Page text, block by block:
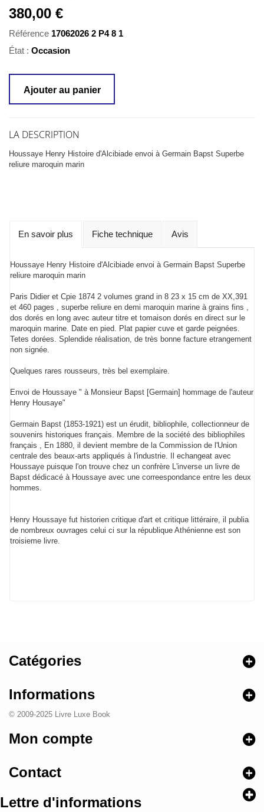
380,00 €
Référence 17062026 2 P4 8 1
État : Occasion
Ajouter au panier
LA DESCRIPTION
Houssaye Henry Histoire d'Alcibiade envoi à Germain Bapst Superbe
reliure maroquin marin
En savoir plus Fiche technique Avis
Houssaye Henry Histoire d'Alcibiade envoi à Germain Bapst Superbe
reliure maroquin marin
Paris Didier et Cpie 1874 2 volumes grand in 8 23 x 15 cm de XX,391
et 460 pages , superbe reliure en demi maroquin marine à grains fins ,
dos dorés en long avec auteur titre et tomaison dorés en direct sur le
maroquin marine. Date en pied. Plat papier cuve et garde peignées.
Tetes dorées. Splendide réalisation, de très bonne facture etrangement
non signée.
Quelques rares rousseurs, très bel exemplaire.
Envoi de Houssaye " à Monsieur Bapst [Germain] hommage de l'auteur
Henry Housaye"
Germain Bapst (1853-1921) est un érudit, bibliophile, collectionneur de
souvenirs historiques français. Membre de la société des bibliophiles
français , En 1880, il devient membre de la Commission de l'Union
centrale des beaux-arts appliqués à l'industrie. Il echangeat avec
Houssaye puisque l'on trouve chez un confrère L'inverse un livre de
Bapst dédicacé à Houssaye avec une correespondance entre les deux
hommes.
Henry Houssaye fut historien critique d'art et critique littéraire, il publia
de nombreux ouvrages celui ci sur la république Athénienne est son
troisieme livre.
Catégories
Informations
© 2009-2025 Livre Luxe Book
Mon compte
Contact
Lettre d'informations